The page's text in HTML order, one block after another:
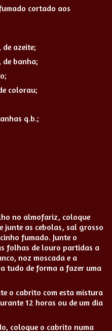
cortado aos
de azeite;
de banha;
colorau;
q.b.;
no almofariz, coloque
junte as cebolas, sal grosso
fumado. Junte o
folhas de louro partidas a
noz moscada e a
tudo de forma a fazer uma
o cabrito com esta mistura
12 horas ou de um dia
coloque o cabrito numa